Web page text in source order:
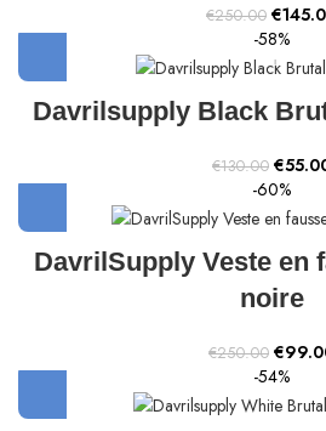
€250.00
price
was:
€
-58%
Davrilsupply Black
€130.00
price
was:
€
-60%
DavrilSupply Veste en
noire
€250.00
price
was:
€
-54%